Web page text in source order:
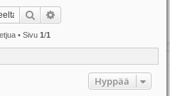
Etsi
• Sivu 1/1
Hyppää